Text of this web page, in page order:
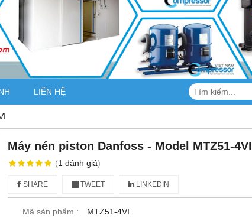
LIÊN HỆ
Máy nén piston Danfoss - Model MTZ51-4VI
(1 đánh giá)
SHARE TWEET LINKEDIN
Mã sản phẩm :
MTZ51-4VI